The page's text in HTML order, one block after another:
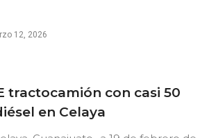
12, 2026
tractocamión con casi 50
en Celaya